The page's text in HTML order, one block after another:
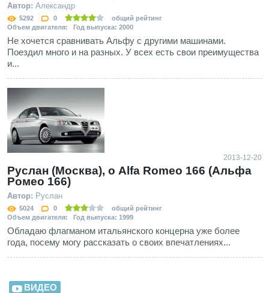
Автор: Александр
5292 0
общий рейтинг
Объем двигателя: Год выпуска: 2000
Не хочется сравнивать Альфу с другими машинами.
Поездил много и на разных. У всех есть свои преимущества
и...
2013-12-20
Руслан (Москва), о Alfa Romeo 166 (Альфа
Ромео 166)
Автор: Руслан
5024 0
общий рейтинг
Объем двигателя: Год выпуска: 1999
Обладаю флагманом итальянского концерна уже более
года, посему могу рассказать о своих впечатлениях...
ВИДЕО